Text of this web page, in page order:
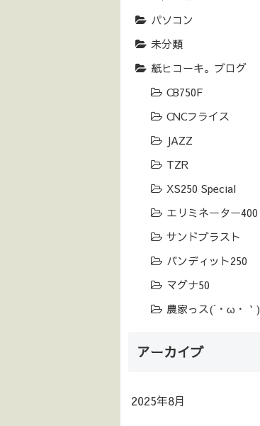
パソコン
未分類
紙ヒコーキ。ブログ
CB750F
CNCフライス
JAZZ
TZR
XS250 Special
エリミネーター400
サンドブラスト
バンディット250
マグナ50
農家っス(´・ω・｀)
アーカイブ
2025年8月